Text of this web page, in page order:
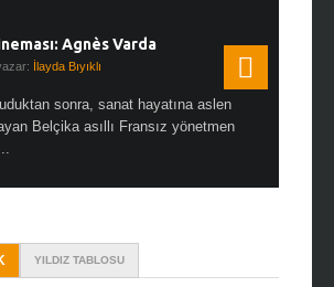
Agnès Varda
İlayda Bıyıklı
sonra, sanat hayatına aslen
Belçika asıllı Fransız yönetmen
YILDIZ TABLOSU